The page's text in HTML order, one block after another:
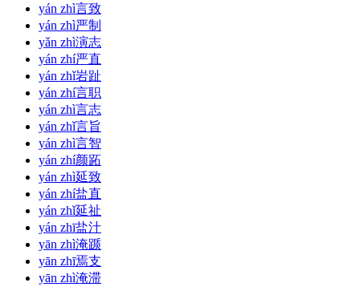
yán zhì言致
yán zhì严制
yǎn zhì演志
yán zhí严直
yán zhǐ岩趾
yán zhí言职
yán zhì言志
yán zhǐ言旨
yán zhì言智
yán zhí颜跖
yán zhì延致
yán zhí盐直
yán zhǐ延祉
yán zhī盐汁
yān zhì淹踬
yān zhī焉支
yān zhì淹滞